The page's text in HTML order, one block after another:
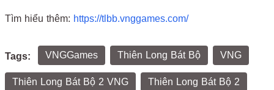
Tìm hiểu thêm: https://tlbb.vnggames.com/
Tags: VNGGames Thiên Long Bát Bộ VNG
Thiên Long Bát Bộ 2 VNG Thiên Long Bát Bộ 2